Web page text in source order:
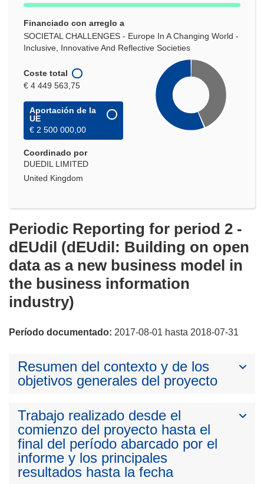
Financiado con arreglo a
SOCIETAL CHALLENGES - Europe In A Changing World -
Inclusive, Innovative And Reflective Societies
Coste total
€ 4 449 563,75
Aportación de la
UE
€ 2 500 000,00
Coordinado por
DUEDIL LIMITED
United Kingdom
Periodic Reporting for period 2 -
dEUdil (dEUdil: Building on open
data as a new business model in
the business information
industry)
Período documentado: 2017-08-01 hasta 2018-07-31
Resumen del contexto y de los
objetivos generales del proyecto
Trabajo realizado desde el
comienzo del proyecto hasta el
final del período abarcado por el
informe y los principales
resultados hasta la fecha